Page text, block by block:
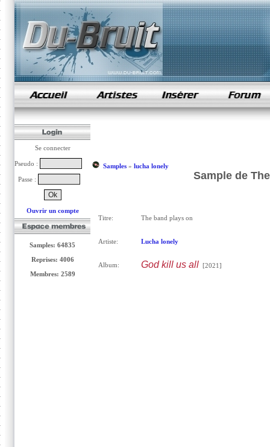
samples de rap
Se connecter
Pseudo :
Passe :
Ouvrir un compte
Samples: 64835
Reprises: 4006
Membres: 2589
Samples» lucha lonely
Sample de
Titre: The band plays on
Artiste: Lucha lonely
Album: God kill us all[2021]